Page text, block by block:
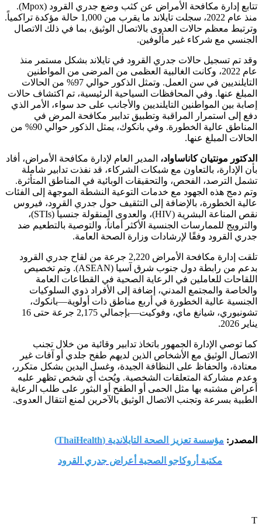
تتابع إدارة مكافحة الأمراض عن كثب وضع جدري القرود (Mpox).
منذ عام 2022، سجلت تايلاند ما يقرب من 1,000 حالة مؤكدة تراكمياً.
وترتبط معظم حالات العدوى بالاتصال الوثيق، بما في ذلك الاتصال
الجنسي مع شركاء غير مألوفين.
وقد تم تسجيل حالات جدري القرود في تايلاند بشكل مستمر منذ
عام 2022، وكانت الغالبية العظمى من المرضى من المواطنين
التايلنديين في سن العمل. وتمثل الذكور حوالي 97% من الحالات
المبلغ عنها. وفي المحافظات السياحية الرئيسية، تم اكتشاف حالات
إصابة بين المواطنين التايلنديين والأجانب على حد سواء، الأمر الذي
دفع إلى استمرار المراقبة وتطبيق تدابير مكافحة المرض في
المناطق عالية الخطورة. وفي بانكوك، يمثل الذكور حوالي 90% من
الحالات المبلغ عنها.
الدكتور مونتيان كاناساواد، المدير العام لإدارة مكافحة الأمراض، أفاد
بأن الإدارة، بالتعاون مع شبكات الشركاء، قد نفذت تدابير شاملة
تشمل الترصد، الفحص، والتحقيقات الوبائية في المناطق المتأثرة.
وتم دمج هذه الجهود مع خدمات التوعية النشطة الموجهة إلى الفئات
عالية الخطورة، بالإضافة إلى التثقيف حول جدري القرود، فيروس
نقص المناعة البشرية (HIV)، والعدوى المنقولة جنسياً (STIs)،
والترويج للممارسات الجنسية الأكثر أماناً، والتوصية بالتطعيم ضد
جدري القرود وفقًا لإرشادات وزارة الصحة العامة.
تلقت إدارة مكافحة الأمراض 2,220 جرعة من لقاح جدري القرود
بدعم من رابطة دول جنوب شرق آسيا (ASEAN). وتم تخصيص
اللقاحات للعاملين في الرعاية الصحية في القطاعات العامة
والخاصة والمجتمع المدني، إضافة إلى الأفراد ذوي السلوكيات
الجنسية عالية الخطورة في أربع مناطق ذات أولوية—بانكوك،
تشونبوري، شيانغ ماي، وفوكيت—بإجمالي 2,175 جرعة حتى 16
يناير 2026.
كما توصي الإدارة الجمهور باتخاذ تدابير وقائية من خلال تجنب
الاتصال الوثيق مع الأشخاص الذين لديهم طفح جلدي أو آفات غير
معتادة، والحفاظ على النظافة الجيدة، وغسل اليدين بشكل متكرر،
وعدم مشاركة المتعلقات الشخصية. ويُحث أي شخص تظهر عليه
أعراض مشتبه بها مثل الحمى أو الطفح أو البثور على طلب الرعاية
الطبية بسرعة وتجنب الاتصال الوثيق بالآخرين لمنع انتقال العدوى.
المصدر: مؤسسة تعزيز الصحة التايلاندية (ThaiHealth)
مكتبة أروكاجو الصحية أعراض جدري القرود
T